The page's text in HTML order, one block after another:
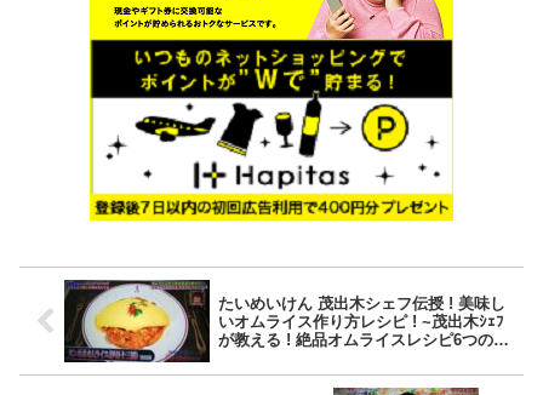
たいめいけん 茂出木シェフ伝授 ! 美味し
いオムライス作り方レシピ ! ~茂出木ｼｪﾌ
が教える ! 絶品オムライスレシピ6つの方